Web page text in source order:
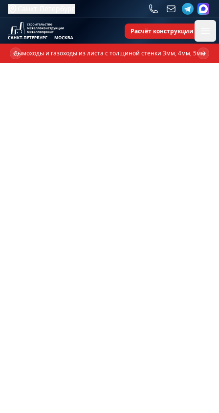
Расчёт конструкции
Дымоходы и газоходы из листа с толщиной стенки 3мм, 4мм, 5мм
Previous slide